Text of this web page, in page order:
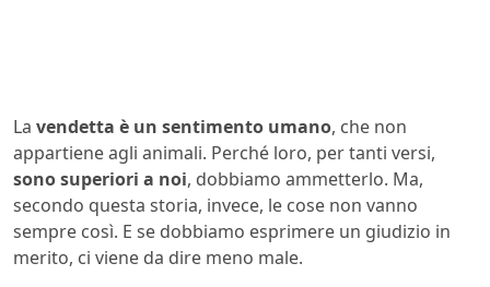
La vendetta è un sentimento umano, che non
appartiene agli animali. Perché loro, per tanti versi,
sono superiori a noi, dobbiamo ammetterlo. Ma,
secondo questa storia, invece, le cose non vanno
sempre così. E se dobbiamo esprimere un giudizio in
merito, ci viene da dire meno male.